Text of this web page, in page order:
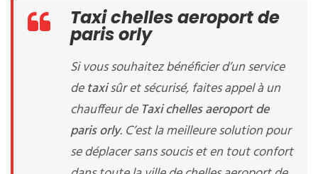
Taxi chelles aeroport de
paris orly
Si vous souhaitez bénéficier d’un service
detaxisûr et sécurisé, faites appel à un
chauffeur de Taxi chelles aeroport de
paris orly. C’est la meilleure solution pour
se déplacer sans soucis et en tout confort